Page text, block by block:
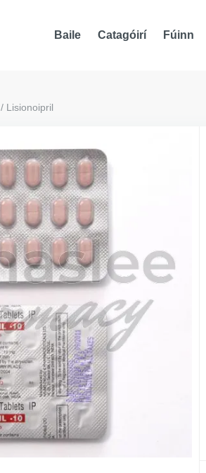
Baile Catagóirí Fúinn
/ Lisionoipril